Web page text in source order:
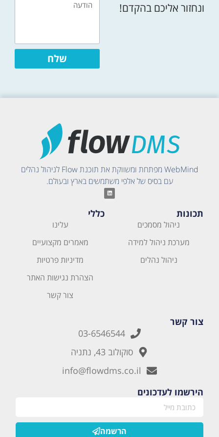
ונחזור אליכם בהקדם!
שלח
WebMind מפתחת ומשווקת את תוכנת Flow לניהול נהלים
עם בסיס של אלפי משתמשים בארץ ובעולם.
תכונות
ניהול מסמכים
מערכת ניהול למידה
ניהול נהלים
כללי
עלינו
מאמרים מקצועיים
מדיניות פרטיות
הצהרת נגישות האתר
צור קשר
צור קשר
03-6546544
סוקולוב 43, נתניה
info@flowdms.co.il
הירשמו לעדכונים
הרשמה